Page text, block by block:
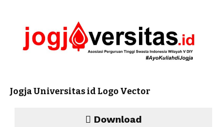
Jogja Universitas id Logo Vector
Download